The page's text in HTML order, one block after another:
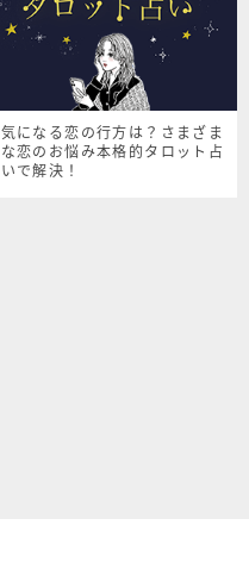
気になる恋の行方は？さまざま
な恋のお悩み本格的タロット占
いで解決！